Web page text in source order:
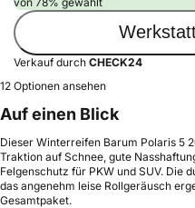
Verkauf durch CHECK24
12 Optionen ansehen
Auf einen Blick
Dieser Winterreifen Barum Polaris 5
Traktion auf Schnee, gute
Felgenschutz für PKW und SUV.
das angenehm leise Rollgeräusch
Gesamtpaket.